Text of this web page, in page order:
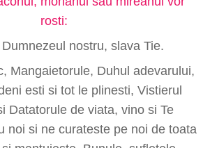
rosti:
nostru, slava Tie.
Mangaietorule, Duhul adevarului,
esti si tot le plinesti, Vistierul
Datatorule de viata, vino si Te
noi si ne curateste pe noi de toata